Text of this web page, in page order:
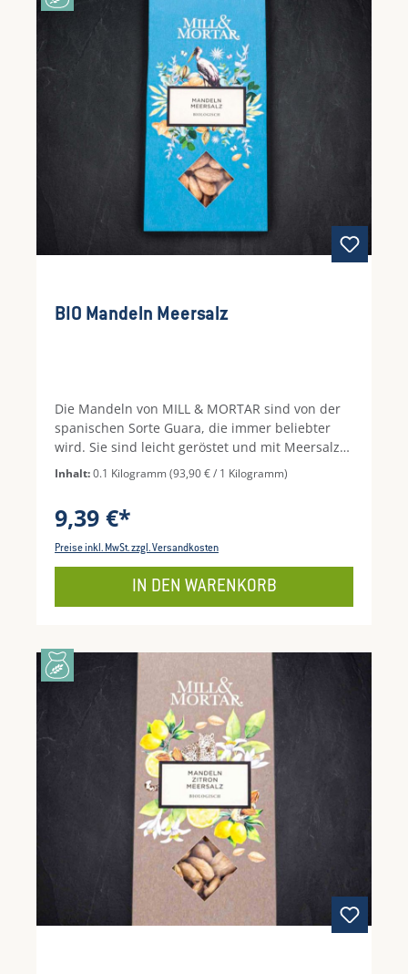
BIO Mandeln Meersalz
Die Mandeln von MILL & MORTAR sind von der
spanischen Sorte Guara, die immer beliebter
wird. Sie sind leicht geröstet und mit Meersalz
verfeinert. Genießen Sie die Mandeln als Snack
oder zu Salaten und Antipastiplatten.
Inhalt:0.1 Kilogramm(93,90 € / 1 Kilogramm)
9,39 €*
Preise inkl. MwSt. zzgl. Versandkosten
IN DEN WARENKORB